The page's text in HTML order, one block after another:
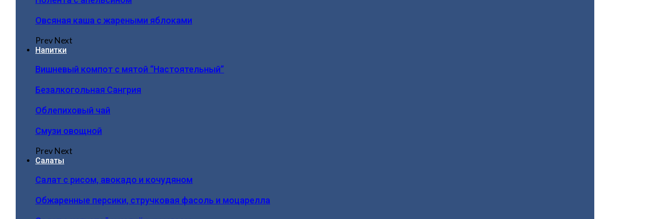
Овсяная каша с жареными яблоками
PrevNext
Напитки
Вишневый компот с мятой “Настоятельный”
Безалкогольная Сангрия
Облепиховый чай
Смузи овощной
PrevNext
Салаты
Салат с рисом, авокадо и кочудяном
Обжаренные персики, стручковая фасоль и моцарелла